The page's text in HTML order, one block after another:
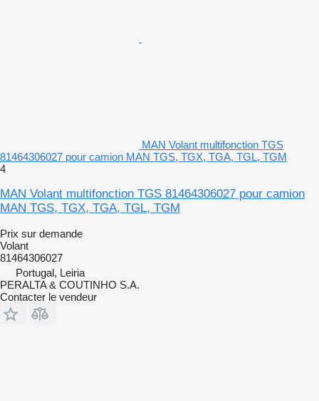
MAN Volant multifonction TGS
81464306027 pour camion MAN TGS, TGX, TGA, TGL, TGM
4
MAN Volant multifonction TGS 81464306027 pour camion
MAN TGS, TGX, TGA, TGL, TGM
Prix sur demande
Volant
81464306027
Portugal, Leiria
PERALTA & COUTINHO S.A.
Contacter le vendeur